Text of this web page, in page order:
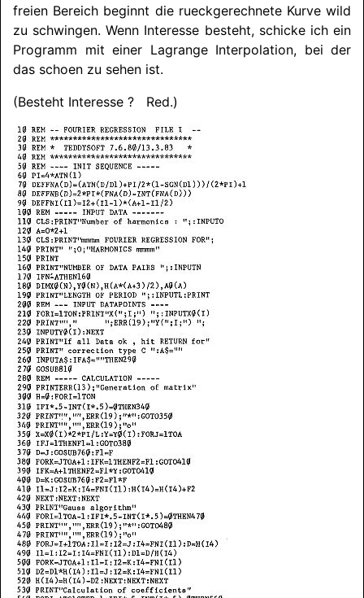
freien Bereich beginnt die rueckgerechnete Kurve wild
zu schwingen. Wenn Interesse besteht, schicke ich ein
Programm mit einer Lagrange Interpolation, bei der
das schoen zu sehen ist.
(Besteht Interesse ? Red.)